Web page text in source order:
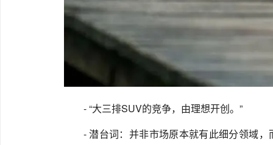
- “大三排SUV的竞争，由理想开创。”
- 潜台词：并非市场原本就有此细分领域